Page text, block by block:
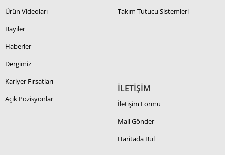
Ürün Videoları
Bayiler
Haberler
Dergimiz
Kariyer Fırsatları
Açık Pozisyonlar
Takım Tutucu Sistemleri
İLETİŞİM
İletişim Formu
Mail Gönder
Haritada Bul